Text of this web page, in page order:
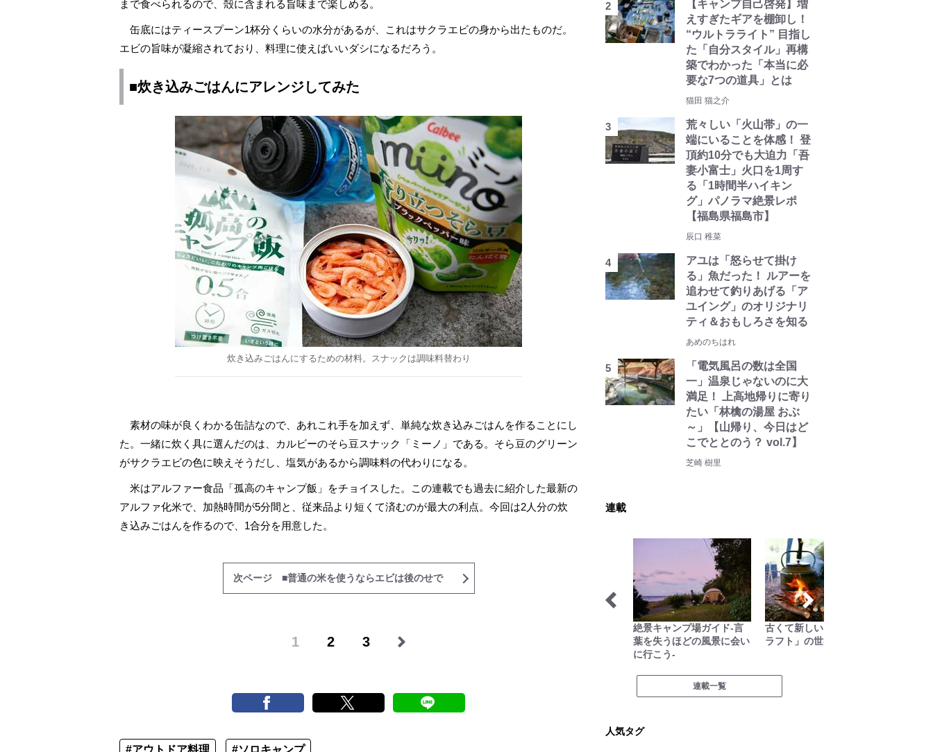
まで食べられるので、殻に含まれる旨味まで楽しめる。
缶底にはティースプーン1杯分くらいの水分があるが、これはサクラエビの身から出たものだ。
エビの旨味が凝縮されており、料理に使えばいいダシになるだろう。
■炊き込みごはんにアレンジしてみた
炊き込みごはんにするための材料。スナックは調味料替わり
素材の味が良くわかる缶詰なので、あれこれ手を加えず、単純な炊き込みごはんを作ることにし
た。一緒に炊く具に選んだのは、カルビーのそら豆スナック「ミーノ」である。そら豆のグリーン
がサクラエビの色に映えそうだし、塩気があるから調味料の代わりになる。
米はアルファー食品「孤高のキャンプ飯」をチョイスした。この連載でも過去に紹介した最新の
アルファ化米で、加熱時間が5分間と、従来品より短くて済むのが最大の利点。今回は2人分の炊
き込みごはんを作るので、1合分を用意した。
次ページ ■普通の米を使うならエビは後のせで
1 2 3
#アウトドア料理 #ソロキャンプ
【キャンプ自己啓発】増
えすぎたギアを棚卸し！
“ウルトラライト” 目指し
た「自分スタイル」再構
築でわかった「本当に必
要な7つの道具」とは
猫田 猫之介
荒々しい「火山帯」の一
端にいることを体感！ 登
頂約10分でも大迫力「吾
妻小富士」火口を1周す
る「1時間半ハイキン
グ」パノラマ絶景レポ
【福島県福島市】
辰口 稚菜
アユは「怒らせて掛け
る」魚だった！ ルアーを
追わせて釣りあげる「ア
ユイング」のオリジナリ
ティ＆おもしろさを知る
あめのちはれ
「電気風呂の数は全国
一」温泉じゃないのに大
満足！ 上高地帰りに寄り
たい「林檎の湯屋 おぶ
～」【山帰り、今日はど
こでととのう？ vol.7】
芝崎 樹里
連載
研究所
絶景キャンプ場ガイド-言
葉を失うほどの風景に会い
に行こう-
古くて新しい「ブッシュク
ラフト」の世界
連載一覧
人気タグ